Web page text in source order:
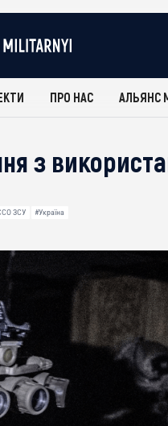
ПРО НАС АЛЬЯНС
з
ЗСУ #Україна